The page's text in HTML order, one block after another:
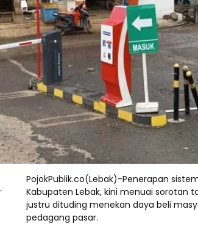
PojokPublik.co(Lebak)-Penerapan
Kabupaten Lebak, kini menuai sorotan
justru dituding menekan daya beli
pedagang pasar.